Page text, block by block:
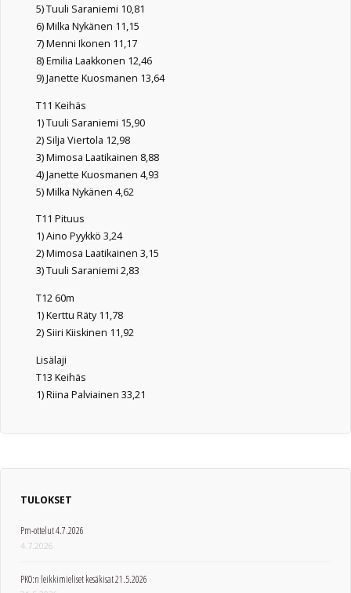
5) Tuuli Saraniemi 10,81
6) Milka Nykänen 11,15
7) Menni Ikonen 11,17
8) Emilia Laakkonen 12,46
9) Janette Kuosmanen 13,64
T11 Keihäs
1) Tuuli Saraniemi 15,90
2) Silja Viertola 12,98
3) Mimosa Laatikainen 8,88
4) Janette Kuosmanen 4,93
5) Milka Nykänen 4,62
T11 Pituus
1) Aino Pyykkö 3,24
2) Mimosa Laatikainen 3,15
3) Tuuli Saraniemi 2,83
T12 60m
1) Kerttu Räty 11,78
2) Siiri Kiiskinen 11,92
Lisälaji
T13 Keihäs
1) Riina Palviainen 33,21
TULOKSET
Pm-ottelut 4.7.2026
4.7.2026
PKO:n leikkimieliset kesäkisat 21.5.2026